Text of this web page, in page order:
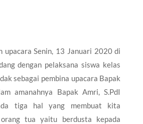
upacara Senin, 13 Januari 2020 di
dengan pelaksana siswa kelas
sebagai pembina upacara Bapak
amanahnya Bapak Amri, S.PdI
tiga hal yang membuat kita
tua yaitu berdusta kepada